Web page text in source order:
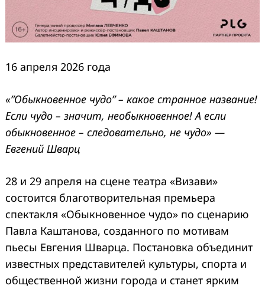
16 апреля 2026 года
«”Обыкновенное чудо” – какое странное название!
Если чудо – значит, необыкновенное! А если
обыкновенное – следовательно, не чудо» —
Евгений Шварц
28 и 29 апреля на сцене театра «Визави»
состоится благотворительная премьера
спектакля «Обыкновенное чудо» по сценарию
Павла Каштанова, созданного по мотивам
пьесы Евгения Шварца. Постановка объединит
известных представителей культуры, спорта и
общественной жизни города и станет ярким